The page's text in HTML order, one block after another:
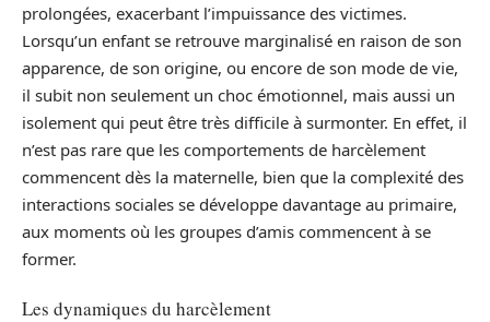
prolongées, exacerbant l’impuissance des victimes.
Lorsqu’un enfant se retrouve marginalisé en raison de son
apparence, de son origine, ou encore de son mode de vie,
il subit non seulement un choc émotionnel, mais aussi un
isolement qui peut être très difficile à surmonter. En effet, il
n’est pas rare que les comportements de harcèlement
commencent dès la maternelle, bien que la complexité des
interactions sociales se développe davantage au primaire,
aux moments où les groupes d’amis commencent à se
former.
Les dynamiques du harcèlement